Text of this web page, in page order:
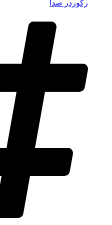
رکوردر صدا